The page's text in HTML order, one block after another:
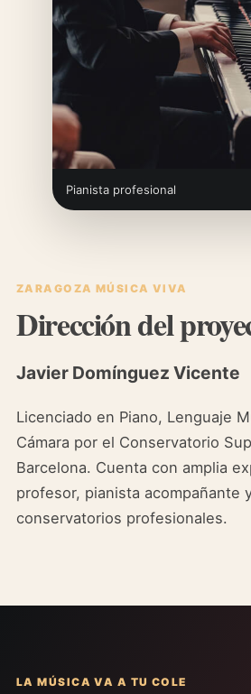
ZARAGOZA MÚSICA VIVA
Dirección del
Javier Domínguez Vicente
Licenciado en Piano, Lenguaje
Cámara por el Conservatorio
Barcelona. Cuenta con amplia
profesor, pianista acompañante
conservatorios profesionales.
Pianista profesional
LA MÚSICA VA A TU COLE